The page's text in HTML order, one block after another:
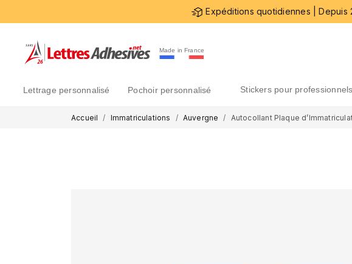
Expéditions quotidiennes | Depuis
Made in France
lettrage personnalisé pochoir personnalisé stickers pour professionnels
Accueil Immatriculations Auvergne Autocollant Plaque